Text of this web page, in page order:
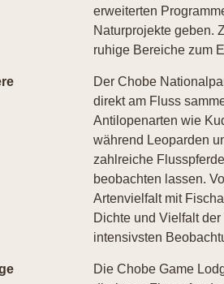
erweiterten
Naturprojekte geben.
ruhige Bereiche zum
Der Chobe
direkt am Fluss
Antilopenarten wie
während Leoparden
zahlreiche
beobachten lassen.
Artenvielfalt mit
Dichte und Vielfalt
intensivsten
Die Chobe Game